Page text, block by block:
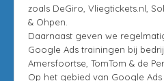
zoals DeGiro, Vliegtickets.nl,
& Ohpen.
Daarnaast geven we
Google Ads trainingen bij
Amersfoortse, TomTom & de
Op het gebied van Google